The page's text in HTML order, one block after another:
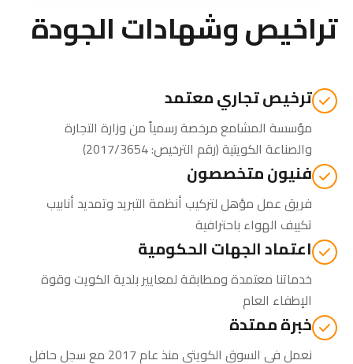
تراخيص وشهادات الجودة
ترخيص تجاري معتمد
مؤسسة المشامع مرخصة رسمياً منوزارة التجارة
والصناعة الكويتية(رقم الترخيص: 2017/3654)
فنيون متخصصون
فريق عمل مؤهل لتركيب أنظمة التبريد وتمديد أنابيب
تكييف الهواء باحترافية
اعتماد الجهات الحكومية
خدماتنا معتمدة ومطابقة لمعايير بلدية الكويت وقوة
الإطفاء العام
خبرة ممتدة
نعمل في السوق الكويتي منذ عام 2017 مع سجل حافل